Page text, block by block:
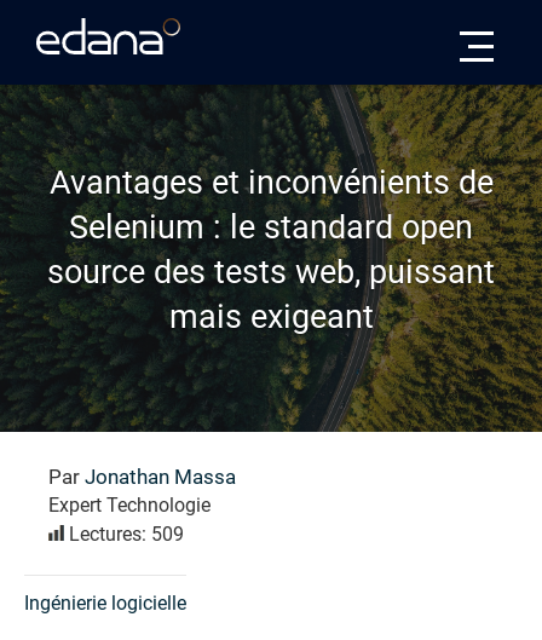
Avantages et inconvénients de
Selenium : le standard open
source des tests web, puissant
mais exigeant
Par Jonathan Massa
Expert Technologie
Lectures: 509
Ingénierie logicielle